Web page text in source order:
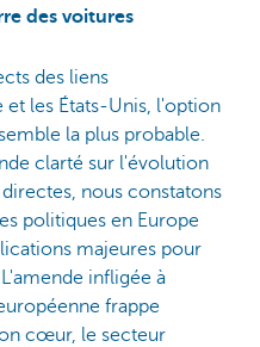
des voitures
des liens
les États-Unis, l'option
la plus probable.
clarté sur l'évolution
nous constatons
politiques en Europe
majeures pour
infligée à
frappe
cœur, le secteur